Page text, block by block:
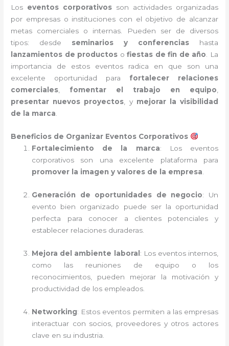
Los eventos corporativos son actividades organizadas
por empresas o instituciones con el objetivo de alcanzar
metas comerciales o internas. Pueden ser de diversos
tipos: desde seminarios y conferenciashasta
lanzamientos de productos ofiestas de fin de año . La
importancia de estos eventos radica en que son una
excelente oportunidad para fortalecer relaciones
comerciales
fomentar el trabajo en equipo
presentar nuevos proyectos , y mejorar la visibilidad
de la marca
Beneficios de Organizar Eventos Corporativos
Fortalecimiento de la marca: Los eventos
corporativos son una excelente plataforma para
promover la imagen y valores de la empresa
Generación de oportunidades de negocio: Un
evento bien organizado puede ser la oportunidad
perfecta para conocer a clientes potenciales y
establecer relaciones duraderas.
Mejora del ambiente laboral : Los eventos internos,
como las reuniones de equipo o los
reconocimientos, pueden mejorar la motivación y
productividad de los empleados.
Networking: Estos eventos permiten a las empresas
interactuar con socios, proveedores y otros actores
clave en su industria.